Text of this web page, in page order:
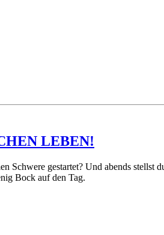
LEBEN!
gestartet? Und abends stellst
Bock auf den Tag.